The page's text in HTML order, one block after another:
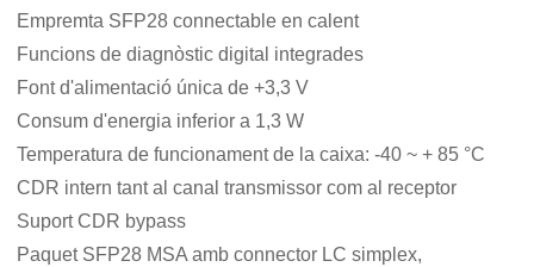
Empremta SFP28 connectable en calent
Funcions de diagnòstic digital integrades
Font d'alimentació única de +3,3 V
Consum d'energia inferior a 1,3 W
Temperatura de funcionament de la caixa: -40 ~ + 85 °C
CDR intern tant al canal transmissor com al receptor
Suport CDR bypass
Paquet SFP28 MSA amb connector LC simplex,